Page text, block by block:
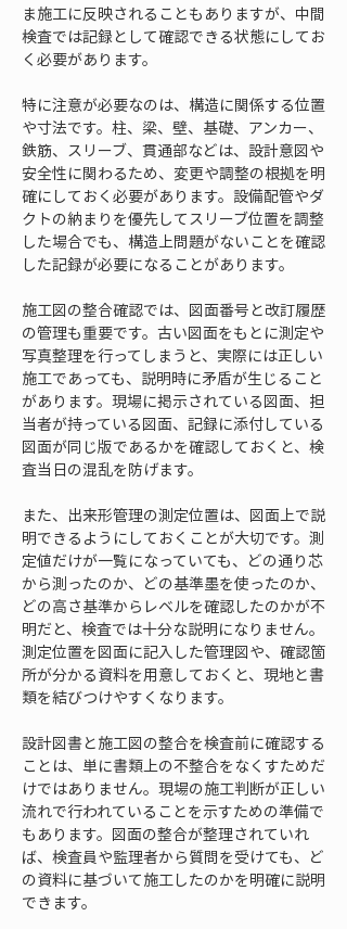
ま施工に反映されることもありますが、中間
検査では記録として確認できる状態にしてお
く必要があります。
特に注意が必要なのは、構造に関係する位置
や寸法です。柱、梁、壁、基礎、アンカー、
鉄筋、スリーブ、貫通部などは、設計意図や
安全性に関わるため、変更や調整の根拠を明
確にしておく必要があります。設備配管やダ
クトの納まりを優先してスリーブ位置を調整
した場合でも、構造上問題がないことを確認
した記録が必要になることがあります。
施工図の整合確認では、図面番号と改訂履歴
の管理も重要です。古い図面をもとに測定や
写真整理を行ってしまうと、実際には正しい
施工であっても、説明時に矛盾が生じること
があります。現場に掲示されている図面、担
当者が持っている図面、記録に添付している
図面が同じ版であるかを確認しておくと、検
査当日の混乱を防げます。
また、出来形管理の測定位置は、図面上で説
明できるようにしておくことが大切です。測
定値だけが一覧になっていても、どの通り芯
から測ったのか、どの基準墨を使ったのか、
どの高さ基準からレベルを確認したのかが不
明だと、検査では十分な説明になりません。
測定位置を図面に記入した管理図や、確認箇
所が分かる資料を用意しておくと、現地と書
類を結びつけやすくなります。
設計図書と施工図の整合を検査前に確認する
ことは、単に書類上の不整合をなくすためだ
けではありません。現場の施工判断が正しい
流れで行われていることを示すための準備で
もあります。図面の整合が整理されていれ
ば、検査員や監理者から質問を受けても、ど
の資料に基づいて施工したのかを明確に説明
できます。